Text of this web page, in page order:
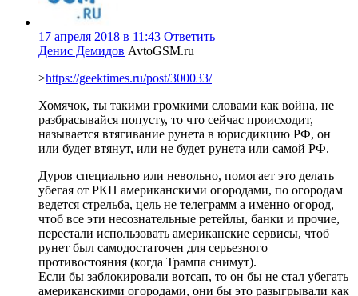
17 апреля 2018 в 11:43 Ответить
Денис Демидов AvtoGSM.ru
>https://geektimes.ru/post/300033/
Хомячок, ты такими громкими словами как война, не
разбрасывайся попусту, то что сейчас происходит,
называется втягивание рунета в юрисдикцию РФ, он
или будет втянут, или не будет рунета или самой РФ.
Дуров специально или невольно, помогает это делать
убегая от РКН американскими огородами, по огородам
ведется стрельба, цель не телеграмм а именно огород,
чтоб все эти несознательные ретейлы, банки и прочие,
перестали использовать американские сервисы, чтоб
рунет был самодостаточен для серьезного
противостояния (когда Трампа снимут).
Если бы заблокировали вотсап, то он бы не стал убегать
американскими огородами, они бы это разыгрывали как